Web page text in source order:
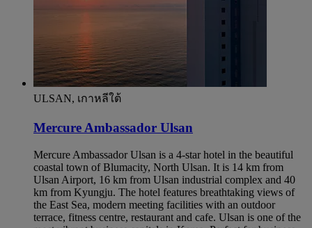
ULSAN, เกาหลีใต้
Mercure Ambassador Ulsan
Mercure Ambassador Ulsan is a 4-star hotel in the beautiful
coastal town of Blumacity, North Ulsan. It is 14 km from
Ulsan Airport, 16 km from Ulsan industrial complex and 40
km from Kyungju. The hotel features breathtaking views of
the East Sea, modern meeting facilities with an outdoor
terrace, fitness centre, restaurant and cafe. Ulsan is one of the